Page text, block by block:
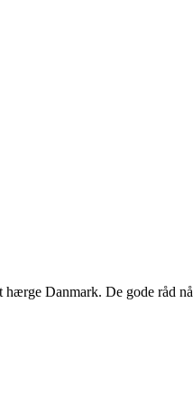
Danmark. De gode råd